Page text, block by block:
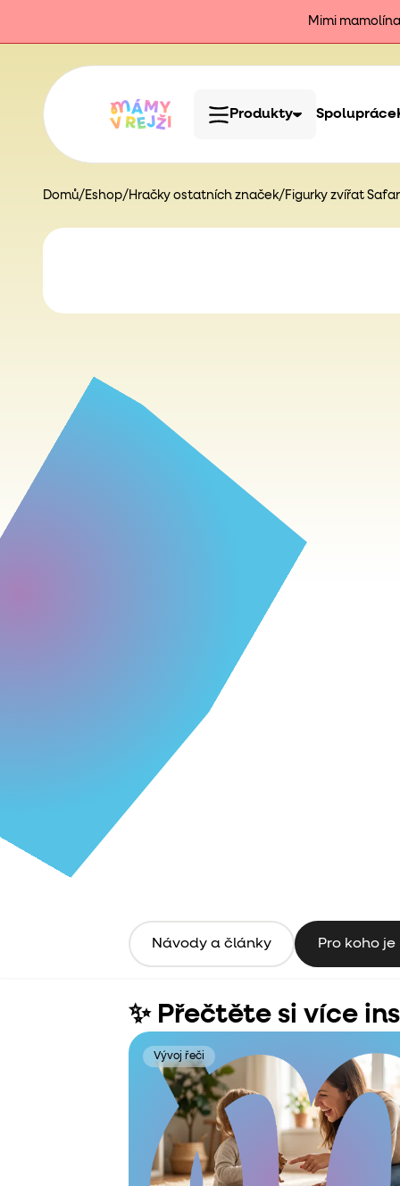
Mimi
Produkty Spolupráce
Domů/ Eshop/ Hračky ostatních značek/ Figurky zvířat
Návody a články Pro koho
✨ Přečtěte si více
Vývoj řeči